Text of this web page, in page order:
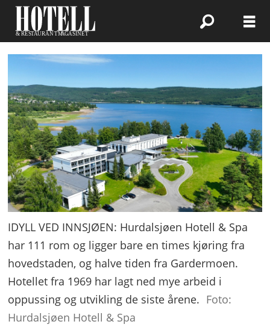
IDYLL VED INNSJØEN: Hurdalsjøen Hotell & Spa
har 111 rom og ligger bare en times kjøring fra
hovedstaden, og halve tiden fra Gardermoen.
Hotellet fra 1969 har lagt ned mye arbeid i
oppussing og utvikling de siste årene. Foto:
Hurdalsjøen Hotell & Spa